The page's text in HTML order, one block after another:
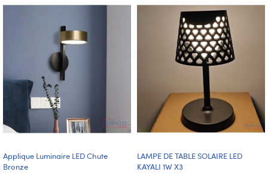
Applique Luminaire LED Chute
Bronze
LAMPE DE TABLE SOLAIRE LED
KAYALI 1W X3